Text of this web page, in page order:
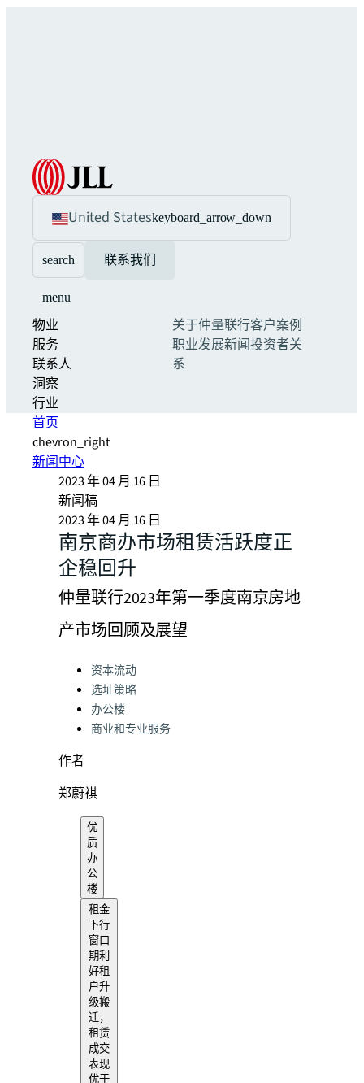
United Stateskeyboard_arrow_down
search 联系我们
menu
物业
服务
联系人
洞察
行业
关于仲量联行客户案例
职业发展新闻投资者关
系
首页
chevron_right
新闻中心
2023 年 04 月 16 日
新闻稿
2023 年 04 月 16 日
南京商办市场租赁活跃度正
企稳回升
仲量联行2023年第一季度南京房地
产市场回顾及展望
Categories:
资本流动
选址策略
办公楼
商业和专业服务
作者
郑蔚祺
优
质
办
公
楼
租金
下行
窗口
期利
好租
户升
级搬
迁，
租赁
成交
表现
优于